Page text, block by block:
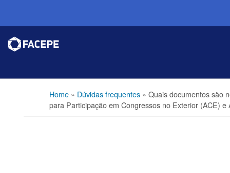
Home» Dúvidas frequentes» Quais documentos são
para Participação em Congressos no Exterior (ACE)